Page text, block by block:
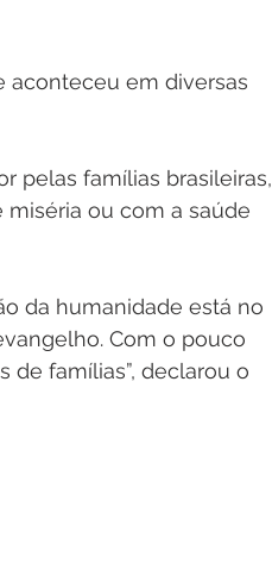
aconteceu em diversas
pelas famílias brasileiras,
ou com a saúde
da humanidade está no
Com o pouco
de famílias”, declarou o